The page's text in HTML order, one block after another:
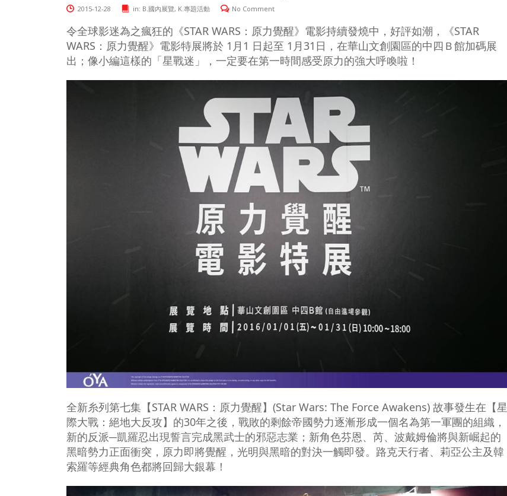
2015-12-28 in: B.國內展覽, K.專題活動 No Comment
令全球影迷為之瘋狂的《STAR WARS：原力覺醒》電影持續發燒中，好評如潮，《STAR
WARS：原力覺醒》電影特展將於 1月1 日起至 1月31日，在華山文創園區的中四Ｂ館加碼展
出；像小編這樣的「星戰迷」，一定要在第一時間感受原力的強大呼喚啦！
全新糸列第七集【STAR WARS：原力覺醒】(Star Wars: The Force Awakens) 故事發生在【星
際大戰：絕地大反攻】的30年之後，戰敗的剩餘帝國勢力逐漸形成一個名為第一軍團的組織，
新的反派─凱羅忍出現誓言完成黑武士的邪惡志業；新角色芬恩、芮、波戴姆倫將與新崛起的
黑暗勢力正面衝突，原力即將覺醒，光明與黑暗的對決一觸即發。路克天行者、莉亞公主及韓
索羅等經典角色都將回歸大銀幕！